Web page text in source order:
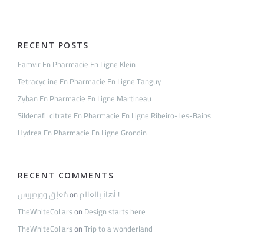
RECENT POSTS
Famvir En Pharmacie En Ligne Klein
Tetracycline En Pharmacie En Ligne Tanguy
Zyban En Pharmacie En Ligne Martineau
Sildenafil citrate En Pharmacie En Ligne Ribeiro-Les-Bains
Hydrea En Pharmacie En Ligne Grondin
RECENT COMMENTS
مُعلِق ووردبريسon
أهلاً بالعالم !
TheWhiteCollarson Design starts here
TheWhiteCollarsonTrip to a wonderland